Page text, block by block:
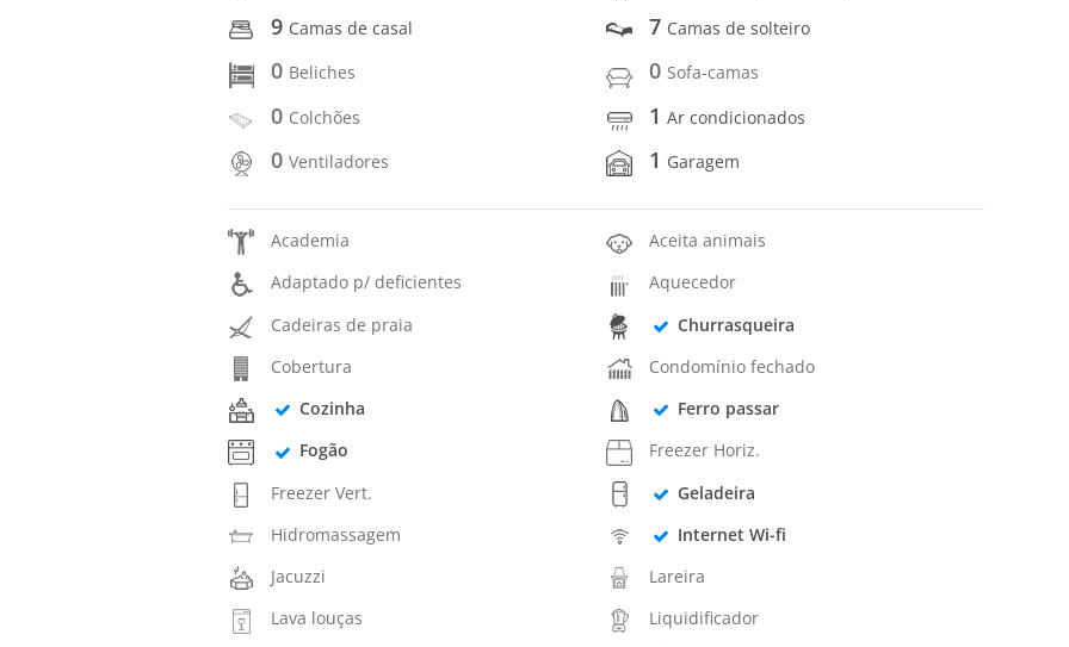
9 Camas de casal 7 Camas de solteiro
0 Beliches 0 Sofa-camas
0 Colchões 1Ar condicionados
0Ventiladores 1 Garagem
Academia
Aceita animais
Adaptado p/ deficientes
Aquecedor
Cadeiras de praia
Churrasqueira
Cobertura
Condomínio fechado
Cozinha
Ferro passar
Fogão
Freezer Horiz.
Freezer Vert.
Geladeira
Hidromassagem
Internet Wi-fi
Jacuzzi
Lareira
Lava louças
Liquidificador